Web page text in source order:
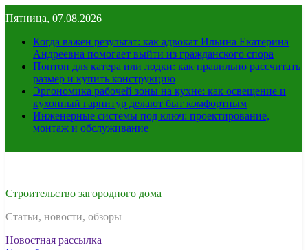
к
содержимому
Пятница, 07.08.2026
Когда важен результат: как адвокат Ильина Екатерина
Андреевна помогает выйти из гражданского спора
Понтон для катера или лодки: как правильно рассчитать
размер и купить конструкцию
Эргономика рабочей зоны на кухне: как освещение и
кухонный гарнитур делают быт комфортным
Инженерные системы под ключ: проектирование,
монтаж и обслуживание
Строительство загородного дома
Статьи, новости, обзоры
Новостная рассылка